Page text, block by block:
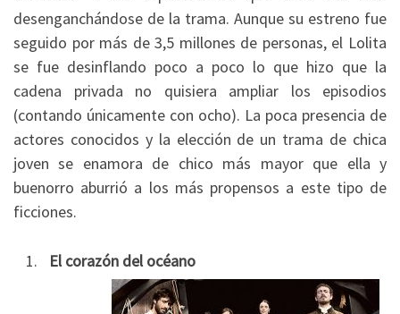
desenganchándose de la trama. Aunque su estreno fue
seguido por más de 3,5 millones de personas, el Lolita
se fue desinflando poco a poco lo que hizo que la
cadena privada no quisiera ampliar los episodios
(contando únicamente con ocho). La poca presencia de
actores conocidos y la elección de un trama de chica
joven se enamora de chico más mayor que ella y
buenorro aburrió a los más propensos a este tipo de
ficciones.
El corazón del océano